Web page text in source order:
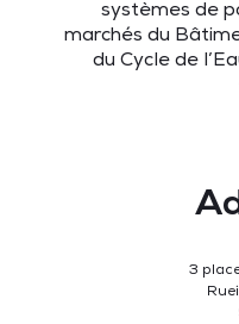
systèmes de
marchés du
du Cycle de
3